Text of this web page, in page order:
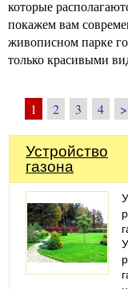
которые
покажем вам
живописном парке
только красивыми
1 2 3 4 >
Устройство
газона